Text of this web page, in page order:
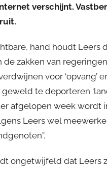
verschijnt.
hand houdt
zakken van
voor ‘opvang’
te deporteren
afgelopen week wordt
Leers wel
ongetwijfeld dat Leers